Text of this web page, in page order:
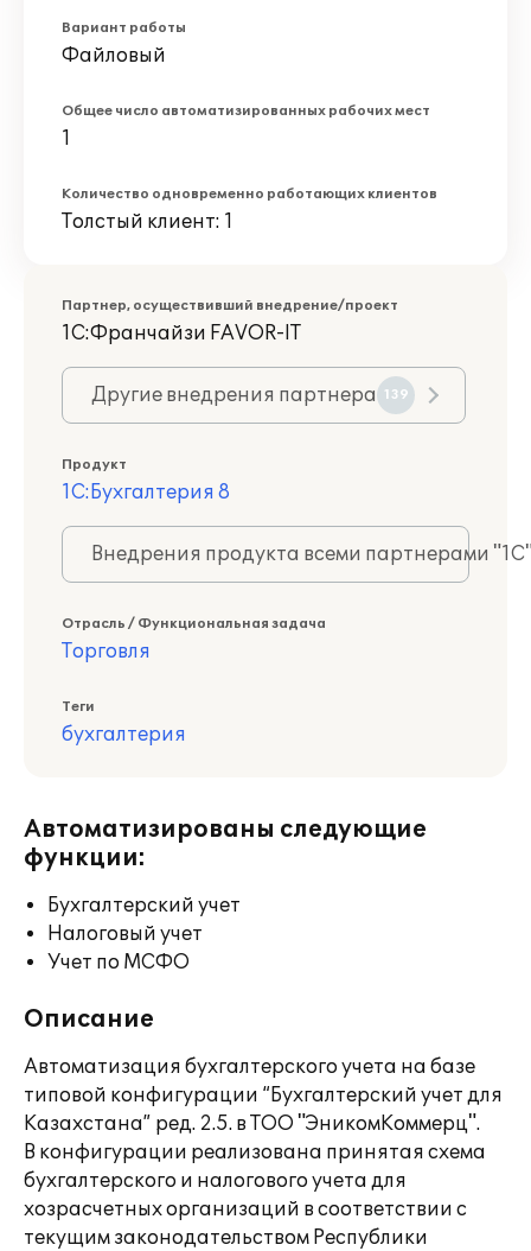
Вариант работы
Файловый
Общее число автоматизированных рабочих мест
1
Количество одновременно работающих клиентов
Толстый клиент: 1
Партнер, осуществивший внедрение/проект
1С:Франчайзи FAVOR-IT
Другие внедрения партнера 139
Продукт
1С:Бухгалтерия 8
Внедрения продукта всеми партнерами
Отрасль / Функциональная задача
Торговля
Теги
бухгалтерия
Автоматизированы следующие
функции:
Бухгалтерский учет
Налоговый учет
Учет по МСФО
Описание
Автоматизация бухгалтерского учета на базе
типовой конфигурации “Бухгалтерский учет для
Казахстана” ред. 2.5. в ТОО "ЭникомКоммерц".
В конфигурации реализована принятая схема
бухгалтерского и налогового учета для
хозрасчетных организаций в соответствии с
текущим законодательством Республики